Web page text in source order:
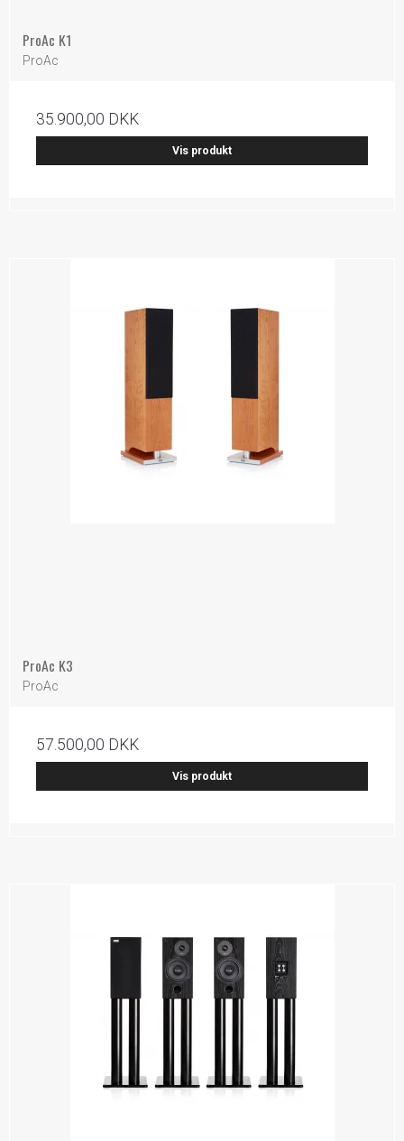
ProAc K1
ProAc
35.900,00 DKK
Vis produkt
ProAc K3
ProAc
57.500,00 DKK
Vis produkt